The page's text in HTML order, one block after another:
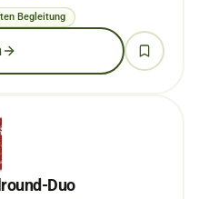
Begleitung
Duo